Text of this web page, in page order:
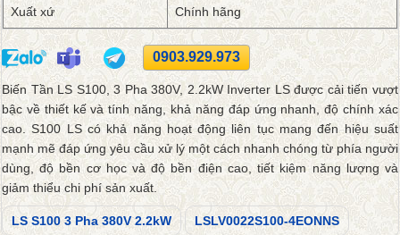
Xuất xứ Chính hãng
0903.929.973
Biến Tần LS S100, 3 Pha 380V, 2.2kW Inverter LS được cải tiến vượt
bậc về thiết kế và tính năng, khả năng đáp ứng nhanh, độ chính xác
cao. S100 LS có khả năng hoạt động liên tục mang đến hiệu suất
mạnh mẽ đáp ứng yêu cầu xử lý một cách nhanh chóng từ phía người
dùng, độ bền cơ học và độ bền điện cao, tiết kiệm năng lượng và
giảm thiểu chi phí sản xuất.
LS S100 3 Pha 380V 2.2kW LSLV0022S100-4EONNS